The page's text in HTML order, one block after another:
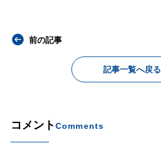
前の記事
記事一覧へ戻る
コメントComments